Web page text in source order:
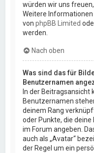
würden wir uns
Weitere
vonphpBB Limited
werden.
Nach oben
Was sind das für
Benutzernamen
In der Beitragsansicht
Benutzernamen
deinem Rang
oder Punkte, die
im Forum angeben.
auch als „Avatar“
der Regel um ein